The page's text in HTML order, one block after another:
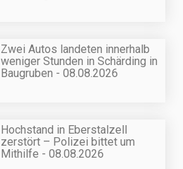
Zwei Autos landeten innerhalb
weniger Stunden in Schärding in
Baugruben - 08.08.2026
Hochstand in Eberstalzell
zerstört – Polizei bittet um
Mithilfe - 08.08.2026